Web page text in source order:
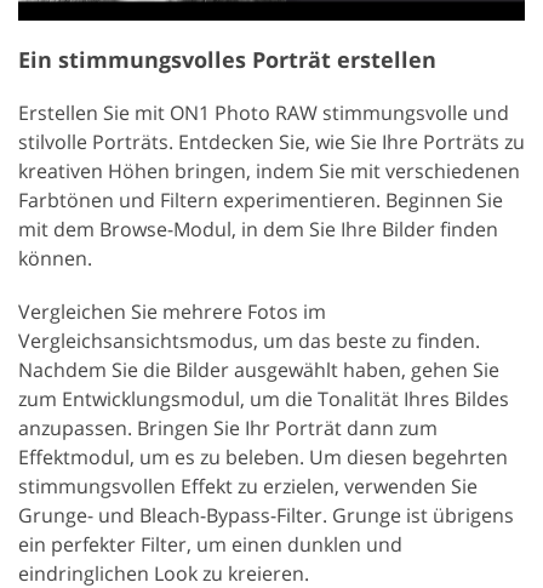
Ein stimmungsvolles Porträt erstellen
Erstellen Sie mit ON1 Photo RAW stimmungsvolle und
stilvolle Porträts. Entdecken Sie, wie Sie Ihre Porträts zu
kreativen Höhen bringen, indem Sie mit verschiedenen
Farbtönen und Filtern experimentieren. Beginnen Sie
mit dem Browse-Modul, in dem Sie Ihre Bilder finden
können.
Vergleichen Sie mehrere Fotos im
Vergleichsansichtsmodus, um das beste zu finden.
Nachdem Sie die Bilder ausgewählt haben, gehen Sie
zum Entwicklungsmodul, um die Tonalität Ihres Bildes
anzupassen. Bringen Sie Ihr Porträt dann zum
Effektmodul, um es zu beleben. Um diesen begehrten
stimmungsvollen Effekt zu erzielen, verwenden Sie
Grunge- und Bleach-Bypass-Filter. Grunge ist übrigens
ein perfekter Filter, um einen dunklen und
eindringlichen Look zu kreieren.